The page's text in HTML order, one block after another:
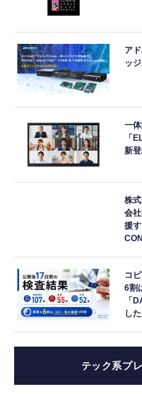
ア
ッ
一
「
新
株
会
援
コ
6割
「
し
テック系プ